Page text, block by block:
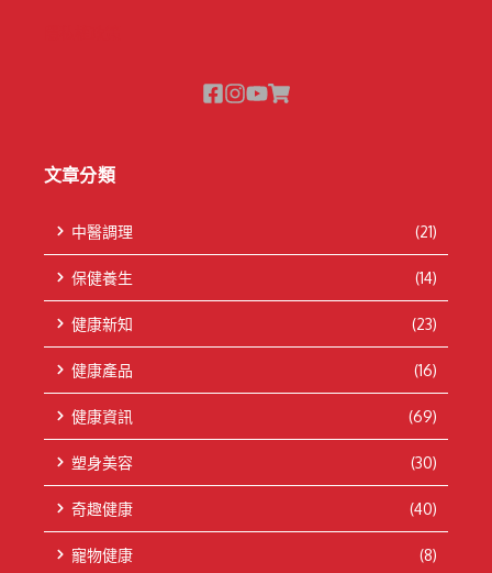
文章分類
中醫調理 (21)
保健養生 (14)
健康新知 (23)
健康產品 (16)
健康資訊 (69)
塑身美容 (30)
奇趣健康 (40)
寵物健康 (8)